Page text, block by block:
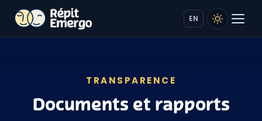
EN
TRANSPARENCE
Documents et rapports